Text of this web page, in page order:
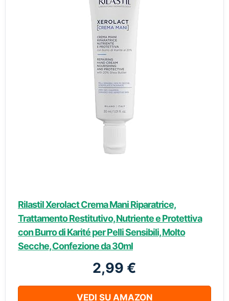
Rilastil Xerolact Crema Mani Riparatrice,
Trattamento Restitutivo, Nutriente e Protettiva
con Burro di Karité per Pelli Sensibili, Molto
Secche, Confezione da 30ml
2,99 €
VEDI SU AMAZON